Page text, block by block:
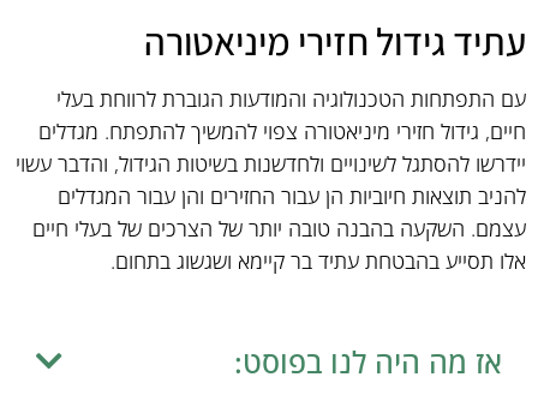
עתיד גידול חזירי מיניאטורה
עם התפתחות הטכנולוגיה והמודעות הגוברת לרווחת בעלי
חיים, גידול חזירי מיניאטורה צפוי להמשיך להתפתח. מגדלים
יידרשו להסתגל לשינויים ולחדשנות בשיטות הגידול, והדבר עשוי
להניב תוצאות חיוביות הן עבור החזירים והן עבור המגדלים
עצמם. השקעה בהבנה טובה יותר של הצרכים של בעלי חיים
אלו תסייע בהבטחת עתיד בר קיימא ושגשוג בתחום.
אז מה היה לנו בפוסט: